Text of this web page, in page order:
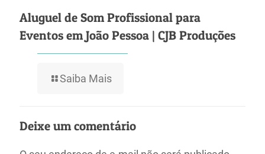
Aluguel de Som Profissional para
Eventos em João Pessoa | CJB Produções
Saiba Mais
Deixe um comentário